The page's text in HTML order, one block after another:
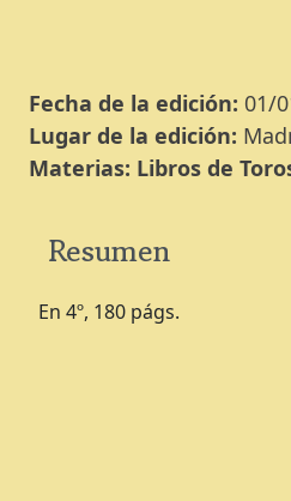
Fecha de la edición: 01/
Lugar de la edición:
Materias: Libros de
Resumen
En 4º, 180 págs.